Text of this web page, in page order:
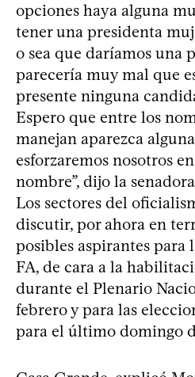
opciones haya alguna
tener una presidenta
o sea que daríamos una
parecería muy mal que
presente ninguna
Espero que entre los
manejan aparezca
esforzaremos nosotros
nombre”, dijo la
Los sectores del
discutir, por ahora en
posibles aspirantes para
FA, de cara a la
durante el Plenario
febrero y para las
para el último domingo